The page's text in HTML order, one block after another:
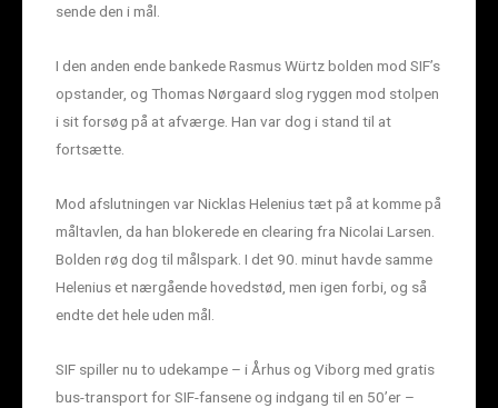
sende den i mål.
I den anden ende bankede Rasmus Würtz bolden mod SIF’s
opstander, og Thomas Nørgaard slog ryggen mod stolpen
i sit forsøg på at afværge. Han var dog i stand til at
fortsætte.
Mod afslutningen var Nicklas Helenius tæt på at komme på
måltavlen, da han blokerede en clearing fra Nicolai Larsen.
Bolden røg dog til målspark. I det 90. minut havde samme
Helenius et nærgående hovedstød, men igen forbi, og så
endte det hele uden mål.
SIF spiller nu to udekampe – i Århus og Viborg med gratis
bus-transport for SIF-fansene og indgang til en 50’er –